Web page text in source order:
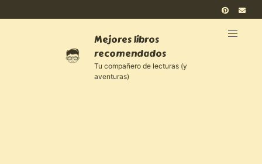
Mejores libros
recomendados
Tu compañero de lecturas (y
aventuras)